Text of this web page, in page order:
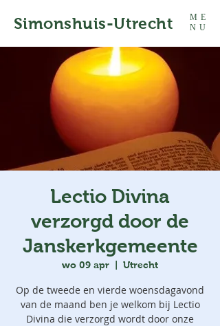
ME
NU
Simonshuis-Utrecht
Lectio Divina
verzorgd door de
Janskerkgemeente
wo 09 apr Utrecht
Op de tweede en vierde woensdagavond
van de maand ben je welkom bij Lectio
Divina die verzorgd wordt door onze